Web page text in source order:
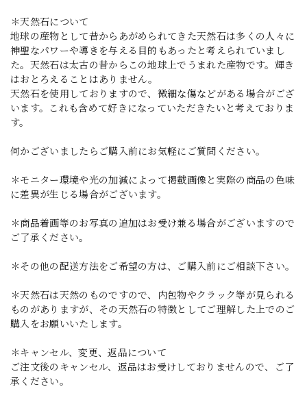
＊天然石について
地球の産物として昔からあがめられてきた天然石は多くの人々に
神聖なパワーや導きを与える目的もあったと考えられていまし
た。天然石は太古の昔からこの地球上でうまれた産物です。輝き
はおとろえることはありません。
天然石を使用しておりますので、微細な傷などがある場合がござ
います。これも含めて好きになっていただきたいと考えておりま
す。
何かございましたらご購入前にお気軽にご質問ください。
＊モニター環境や光の加減によって掲載画像と実際の商品の色味
に差異が生じる場合がございます。
＊商品着画等のお写真の追加はお受け兼る場合がございますので
ご了承ください。
＊その他の配送方法をご希望の方は、ご購入前にご相談下さい。
＊天然石は天然のものですので、内包物やクラック等が見られる
ものがありますが、その天然石の特徴としてご理解した上でのご
購入をお願いいたします。
＊キャンセル、変更、返品について
ご注文後のキャンセル、返品はお受けしておりませんので、ご了
承ください。